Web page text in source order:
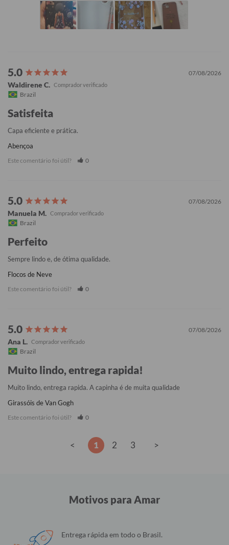
07/08/2026
Waldirene C.
Brazil
Satisfeita
Capa eficiente e prática.
Abençoa
Este comentário foi útil? 0
07/08/2026
Manuela M.
Brazil
Perfeito
Sempre lindo e, de ótima qualidade.
Flocos de Neve
Este comentário foi útil? 0
07/08/2026
Ana L.
Brazil
Muito lindo, entrega rapida!
Muito lindo, entrega rapida. A capinha é de muita qualidade
Girassóis de Van Gogh
Este comentário foi útil? 0
< 1 2 3 >
Motivos para Amar
Entrega rápida em todo o Brasil.